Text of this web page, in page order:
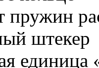
пружин
штекер